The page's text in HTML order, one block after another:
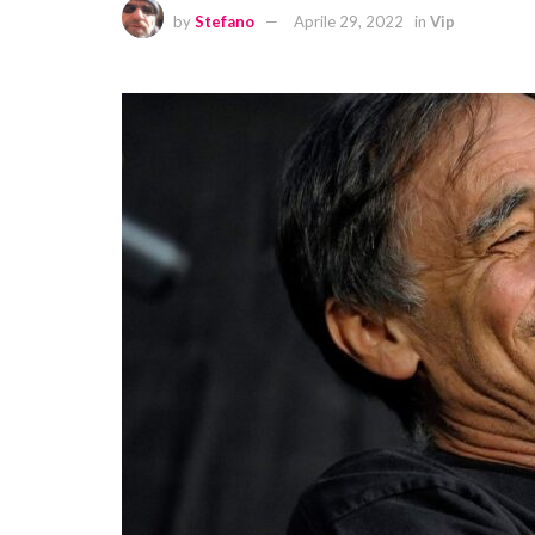
byStefano Aprile 29, 2022 in Vip